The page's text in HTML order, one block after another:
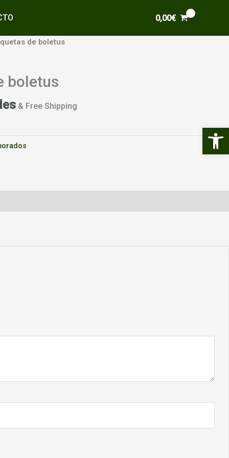
0,00€
de boletus
boletus
& Free Shipping
Abrir